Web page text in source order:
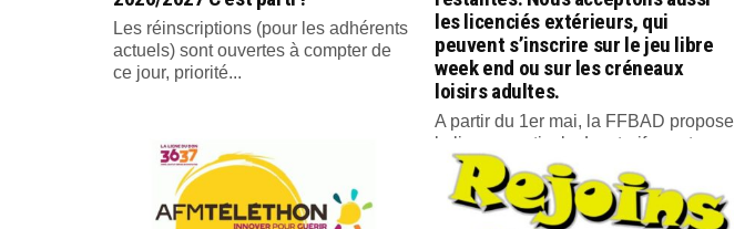
Les réinscriptions (pour les adhérents
actuels) sont ouvertes à compter de
ce jour, priorité...
les licenciés extérieurs, qui
peuvent s’inscrire sur le jeu libre
week end ou sur les créneaux
loisirs adultes.
A partir du 1er mai, la FFBAD propose
la licence estivale. Les tarifs sont...